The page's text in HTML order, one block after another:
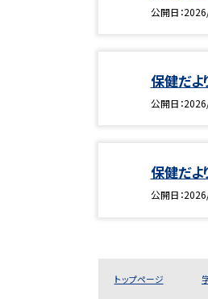
公開日
保健だ
公開日
保健だ
公開日
トップページ